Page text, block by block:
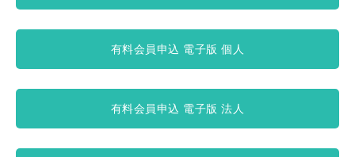
有料会員申込 電子版 個人
有料会員申込 電子版 法人